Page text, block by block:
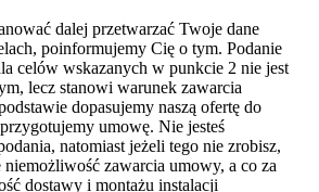
dalej przetwarzać Twoje dane
poinformujemy Cię o tym. Podanie
celów wskazanych w punkcie 2 nie jest
lecz stanowi warunek zawarcia
dopasujemy naszą ofertę do
umowę. Nie jesteś
natomiast jeżeli tego nie zrobisz,
zawarcia umowy, a co za
dostawy i montażu instalacji